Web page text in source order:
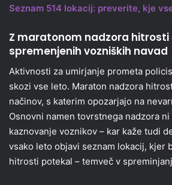
Seznam 514 lokacij: preverite, kje
Z maratonom nadzora hitrosti
spremenjenih vozniških navad
Aktivnosti za umirjanje prometa
skozi vse leto. Maraton nadzora
načinov, s katerim opozarjajo na
Osnovni namen tovrstnega nadzora
kaznovanje voznikov – kar kaže tudi
vsako leto objavi seznam lokacij, kjer
hitrosti potekal – temveč v